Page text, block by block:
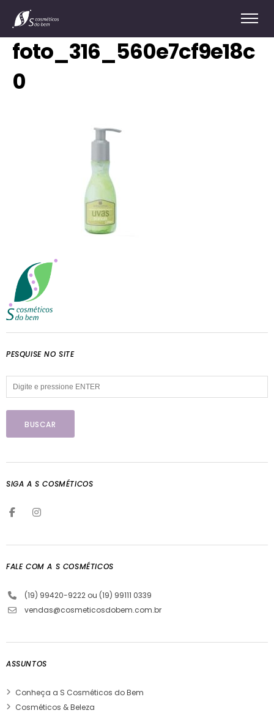
foto_316_560e7cf9e18c
0
PESQUISE NO SITE
SIGA A S COSMÉTICOS
FALE COM A S COSMÉTICOS
(19) 99420-9222 ou (19) 99111 0339
vendas@cosmeticosdobem.com.br
ASSUNTOS
Conheça a S Cosméticos do Bem
Cosméticos & Beleza